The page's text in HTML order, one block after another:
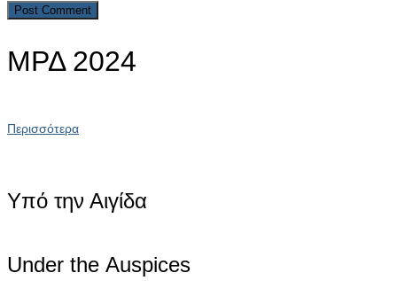
ΜΡΔ 2024
Περισσότερα
Υπό την Αιγίδα
Under the Αuspices